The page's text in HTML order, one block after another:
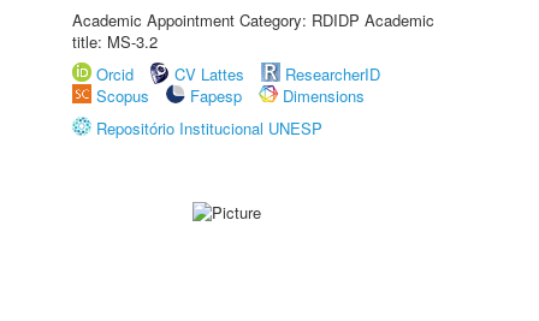
Academic Appointment Category: RDIDP Academic
title: MS-3.2
Orcid
CV Lattes
ResearcherID
Scopus
Fapesp
Dimensions
Repositório Institucional UNESP